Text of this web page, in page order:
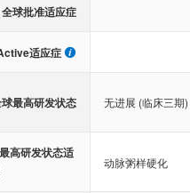
全球批准适应症
适应症
最高研发状态 无进展 (临床三期)
高研发状态适
动脉粥样硬化